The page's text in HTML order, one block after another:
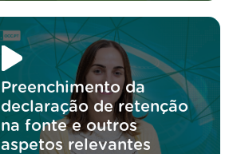
Preenchimento da
declaração de retenção
na fonte e outros
aspetos relevantes